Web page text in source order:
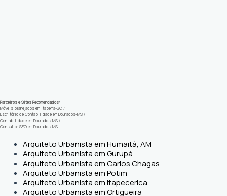
Parceiros e Sites Recomendados:
Móveis planejados em Itapema-SC /
Escritório de Contabilidade em Dourados-MS /
Contabilidade em Dourados-MS /
Consultor SEO em Dourados-MS
Arquiteto Urbanista em Humaitá, AM
Arquiteto Urbanista em Gurupá
Arquiteto Urbanista em Carlos Chagas
Arquiteto Urbanista em Potim
Arquiteto Urbanista em Itapecerica
Arquiteto Urbanista em Ortigueira